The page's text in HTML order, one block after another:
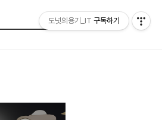
도넛의용기_IT 구독하기